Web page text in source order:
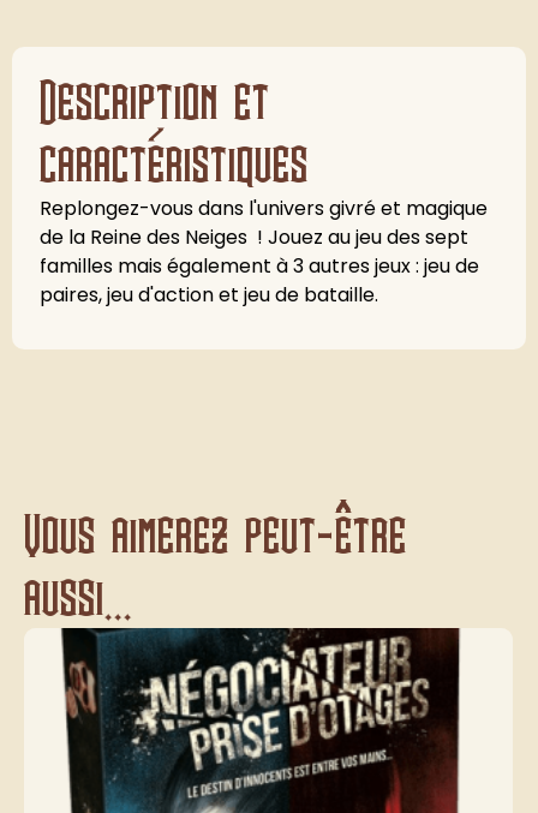
Description et
caractéristiques
Replongez-vous dans l'univers givré et magique
de la Reine des Neiges ! Jouez au jeu des sept
familles mais également à 3 autres jeux : jeu de
paires, jeu d'action et jeu de bataille.
Vous aimerez peut-être
aussi...